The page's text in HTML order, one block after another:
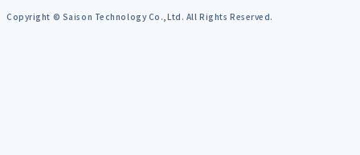
Copyright © Saison Technology Co.,Ltd. All Rights Reserved.